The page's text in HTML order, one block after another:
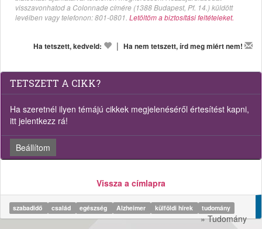
visszavonhatod a Colonnade címére (1388 Budapest, Pf. 14.) küldött
levélben vagy telefonon: 801-0801. Letöltöm a biztosítási feltételeket.
Ha tetszett, kedveld: | Ha nem tetszett, írd meg miért nem!
TETSZETT A CIKK?
Ha szeretnél ilyen témájú cikkek megjelenéséről értesítést kapni,
itt jelentkezz rá!
Beállítom
Vissza a címlapra
szabadidő család egészség Alzheimer külföldi hírek tudomány
» Tudomány